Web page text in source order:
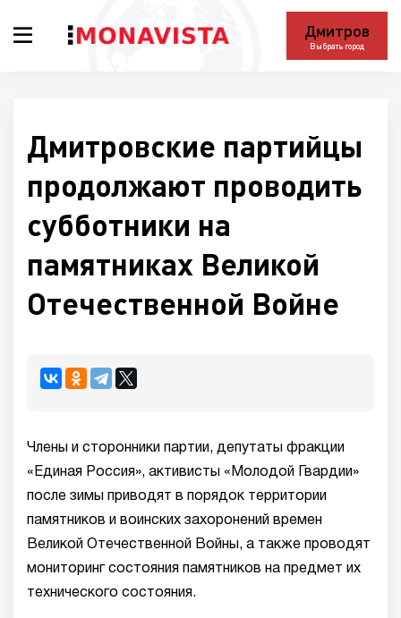
Дмитров
Выбрать город
Дмитровские партийцы
продолжают проводить
субботники на
памятниках Великой
Отечественной Войне
Члены и сторонники партии, депутаты фракции
«Единая Россия», активисты «Молодой Гвардии»
после зимы приводят в порядок территории
памятников и воинских захоронений времен
Великой Отечественной Войны, а также проводят
мониторинг состояния памятников на предмет их
технического состояния.